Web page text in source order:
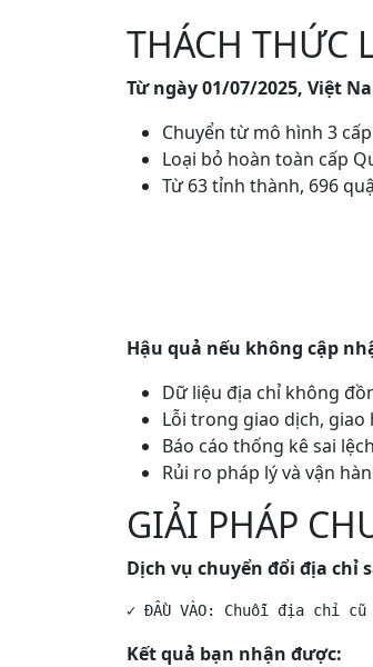
THÁCH THỨC
Từ ngày 01/07/2025, Việt
Chuyển từ mô hình 3
Loại bỏ hoàn toàn cấp
Từ 63 tỉnh thành, 696
Hậu quả nếu không cập
Dữ liệu địa chỉ không
Lỗi trong giao dịch,
Báo cáo thống kê sai lệch
Rủi ro pháp lý và vận
GIẢI PHÁP
Dịch vụ chuyển đổi địa chỉ
✓ ĐẦU VÀO: Chuỗi địa chỉ
Kết quả bạn nhận được: